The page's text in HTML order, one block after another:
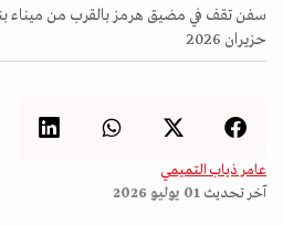
حزيران 2026
عامر ذياب التميمي
آخر تحديث 01 يوليو 2026